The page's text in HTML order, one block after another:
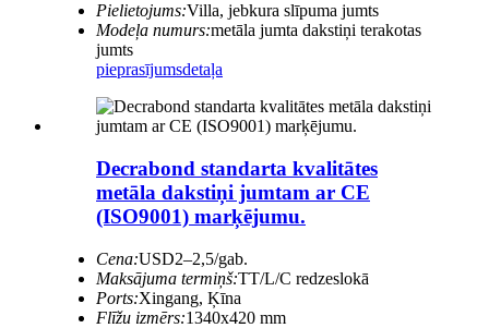
Pielietojums:Villa, jebkura slīpuma jumts
Modeļa numurs:metāla jumta dakstiņi terakotas
jumts
pieprasījumsdetaļa
Decrabond standarta kvalitātes
metāla dakstiņi jumtam ar CE
(ISO9001) marķējumu.
Cena:USD2–2,5/gab.
Maksājuma termiņš:TT/L/C redzeslokā
Ports:Xingang, Ķīna
Flīžu izmērs:1340x420 mm